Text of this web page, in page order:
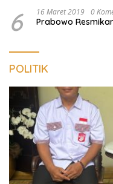
6 16 Maret 2019 0
Prabowo
POLITIK